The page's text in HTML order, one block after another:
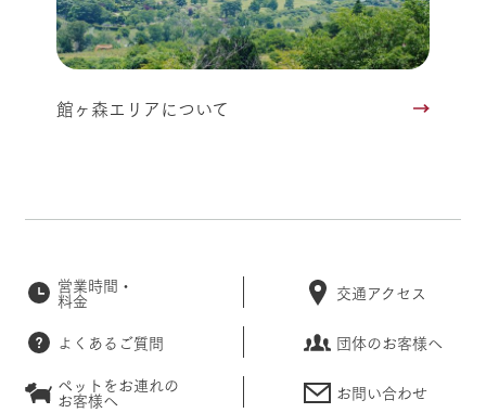
館ヶ森エリアについて
営業時間・
料金 交通アクセス
よくあるご質問
団体のお客様へ
ペットをお連れの
お客様へ お問い合わせ